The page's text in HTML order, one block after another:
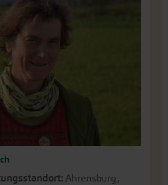
Ahrensburg,